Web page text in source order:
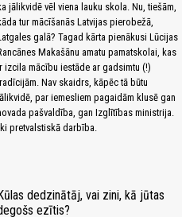
jālikvidē vēl viena lauku skola. Nu, tiešām,
tur mācīšanās Latvijas pierobežā,
galā? Tagad kārta pienākusi Lūcijas
Makašānu amatu pamatskolai, kas
izcila mācību iestāde ar gadsimtu (!)
Nav skaidrs, kāpēc tā būtu
par iemesliem pagaidām klusē gan
pašvaldība, gan Izglītības ministrija.
pretvalstiskā darbība.
Kūlas dedzinātāj, vai zini, kā jūtas
ezītis?